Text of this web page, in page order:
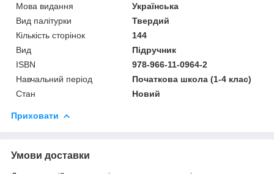
Мова видання
Українська
Вид палітурки
Твердий
Кількість сторінок
144
Вид
Підручник
ISBN
978-966-11-0964-2
Навчальний період
Початкова школа (1-4 клас)
Стан
Новий
Приховати
Умови доставки